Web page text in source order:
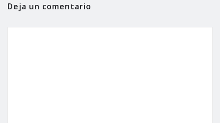
Deja un comentario